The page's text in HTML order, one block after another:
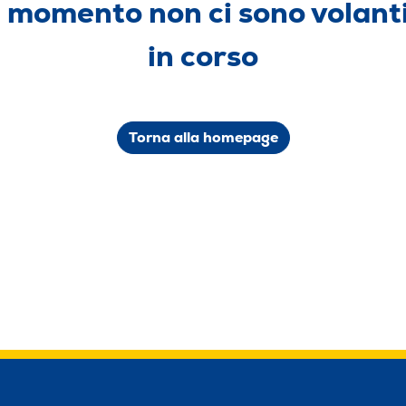
non ci sono
in corso
Torna alla homepage